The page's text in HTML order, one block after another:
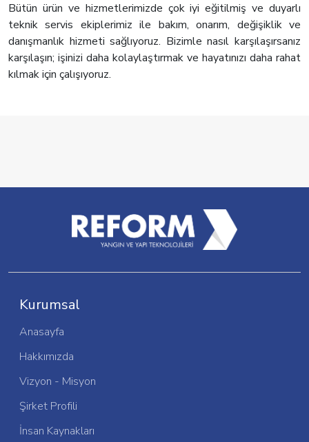
Bütün ürün ve hizmetlerimizde çok iyi eğitilmiş ve duyarlı
teknik servis ekiplerimiz ile bakım, onarım, değişiklik ve
danışmanlık hizmeti sağlıyoruz. Bizimle nasıl karşılaşırsanız
karşılaşın; işinizi daha kolaylaştırmak ve hayatınızı daha rahat
kılmak için çalışıyoruz.
Kurumsal
Anasayfa
Hakkımızda
Vizyon - Misyon
Şirket Profili
İnsan Kaynakları